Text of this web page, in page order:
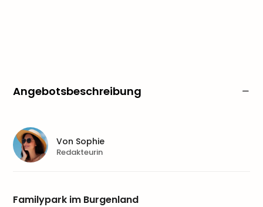
Angebotsbeschreibung
Familypark im Burgenland
Von Sophie
Redakteurin